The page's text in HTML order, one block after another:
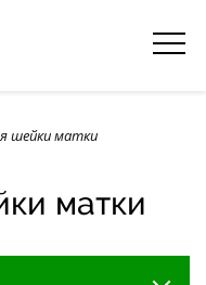
шейки матки
матки